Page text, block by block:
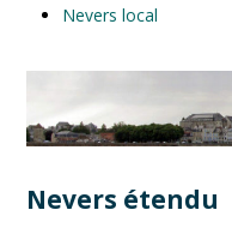
Nevers local
Nevers étendu